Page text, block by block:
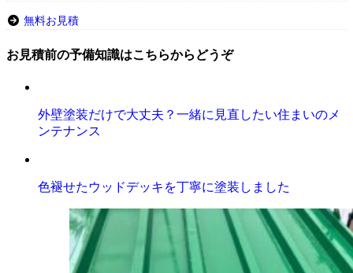
無料お見積
お見積前の予備知識はこちらからどうぞ
外壁塗装だけで大丈夫？一緒に見直したい住まいのメ
ンテナンス
色褪せたウッドデッキを丁寧に塗装しました